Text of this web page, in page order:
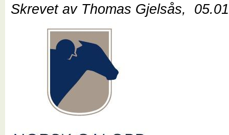
Skrevet av Thomas Gjelsås,